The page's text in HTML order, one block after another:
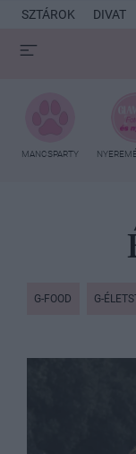
SZTÁROK DIVAT
MANCSPARTY
G-FOOD G-